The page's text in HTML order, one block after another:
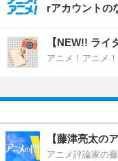
rアカウントの
【NEW!! ライ
アニメ！アニメ
【藤津亮太の
アニメ評論家の